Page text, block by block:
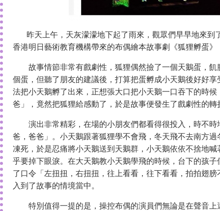
昨天上午，天灰濛濛地下起了雨來，觀眾們早早地來到
香港明日藝術教育機構帶來的布偶繪本故事劇《狐狸孵蛋》
故事情節非常有戲劇性，狐狸偶然撿了一個天鵝蛋，飢
個蛋，但聽了朋友的建議後，打算把蛋孵成小天鵝後好好
法把小天鵝孵了出來，正想張大口把小天鵝一口吞下的時
爸」，竟然把狐狸給感動了，於是故事便發生了戲劇性的
演出非常精彩，在場的小朋友們都看得很投入，時不時
爸，爸爸」。小天鵝跟著狐狸學不會飛，冬天飛不去南方
凍死，於是忍痛將小天鵝送到天鵝群，小天鵝依依不捨地
乎要掉下眼淚。在大天鵝教小天鵝學飛的時候，台下的孩
了口令「左扭扭，右扭扭，往上看看，往下看看，拍拍翅
入到了故事的情境當中。
特別值得一提的是，操控布偶的演員們無論是在聲音上